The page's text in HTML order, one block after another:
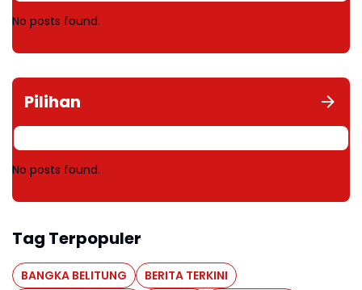
No posts found.
Pilihan
No posts found.
Tag Terpopuler
BANGKA BELITUNG
BERITA TERKINI